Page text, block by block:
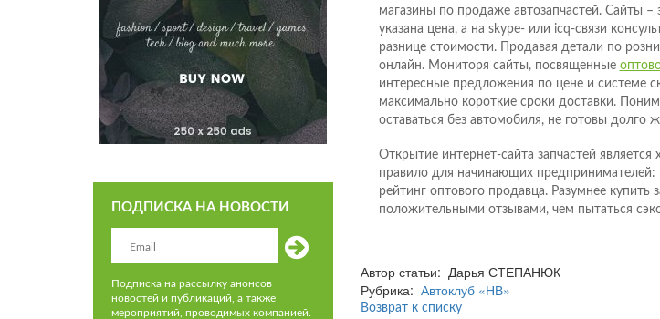
ПОДПИСКА НА НОВОСТИ
Подписка на рассылку анонсов
новостей и публикаций, а также
мероприятий, проводимых компанией.
магазины по продаже автозапчастей. Сайты
указана цена, а на skype- или icq-связи
разнице стоимости. Продавая детали по
онлайн. Мониторя сайты, посвященные
интересные предложения по цене и системе
максимально короткие сроки доставки.
оставаться без автомобиля, не готовы долго
Открытие интернет-сайта запчастей
правило для начинающих
рейтинг оптового продавца. Разумнее
положительными отзывами, чем пытаться
Автор статьи: Дарья СТЕПАНЮК
Рубрика: Автоклуб «НВ»
Возврат к списку